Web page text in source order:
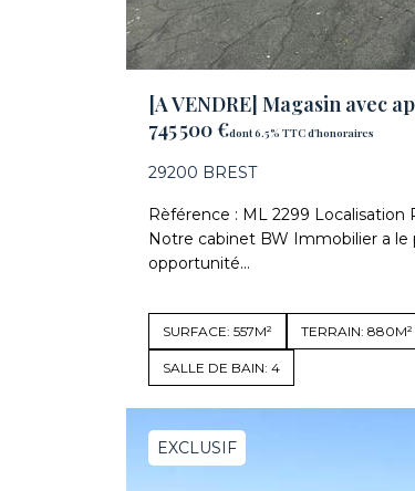
[A VENDRE] Magasin avec
745 500 €dont 6.5% TTC d'honoraires
29200 BREST
Rèférence : ML 2299
Notre cabinet BW Immobilier a le
opportunité...
SURFACE: 557M² TERRAIN: 880M²
SALLE DE BAIN: 4
EXCLUSIF